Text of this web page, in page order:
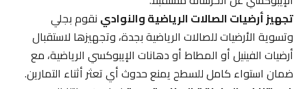
تجهيز أرضيات الصالات الرياضية والنوادينقوم بجلي
وتسوية الأرضيات للصالات الرياضية بجدة، وتجهيزها لاستقبال
أرضيات الفينيل أو المطاط أو دهانات الإيبوكسي الرياضية، مع
ضمان استواء كامل للسطح يمنع حدوث أي تعثر أثناء التمارين.